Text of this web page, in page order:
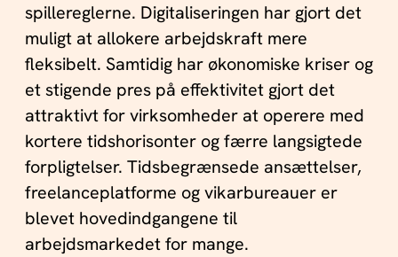
spillereglerne. Digitaliseringen har gjort det
muligt at allokere arbejdskraft mere
fleksibelt. Samtidig har økonomiske kriser og
et stigende pres på effektivitet gjort det
attraktivt for virksomheder at operere med
kortere tidshorisonter og færre langsigtede
forpligtelser. Tidsbegrænsede ansættelser,
freelanceplatforme og vikarbureauer er
blevet hovedindgangene til
arbejdsmarkedet for mange.